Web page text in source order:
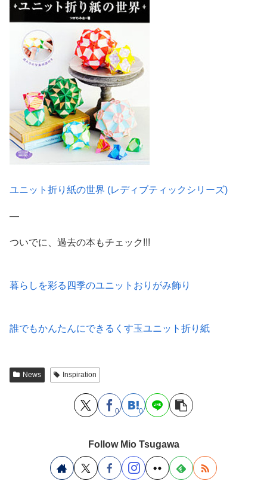
ユニット折り紙の世界 (レディブティックシリーズ)
—
ついでに、過去の本もチェック!!!
暮らしを彩る四季のユニットおりがみ飾り
誰でもかんたんにできるくす玉ユニット折り紙
News Inspiration
0 0
Follow Mio Tsugawa